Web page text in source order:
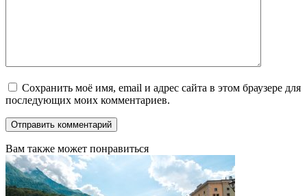
Сохранить моё имя, email и адрес сайта в этом браузере для
последующих моих комментариев.
Вам также может понравиться